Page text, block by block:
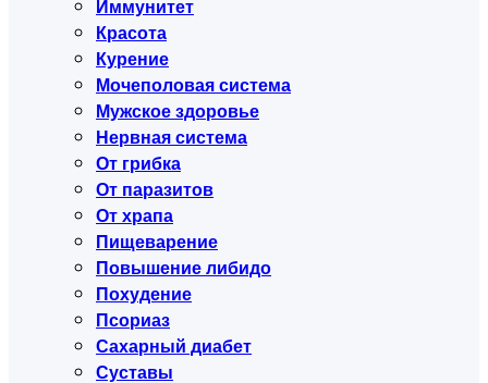
Иммунитет
Красота
Курение
Мочеполовая система
Мужское здоровье
Нервная система
От грибка
От паразитов
От храпа
Пищеварение
Повышение либидо
Похудение
Псориаз
Сахарный диабет
Суставы